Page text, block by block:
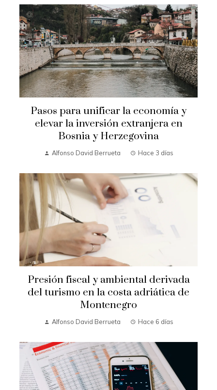
Pasos para unificar la economía y
elevar la inversión extranjera en
Bosnia y Herzegovina
Alfonso David Berrueta Hace 3 días
Presión fiscal y ambiental derivada
del turismo en la costa adriática de
Montenegro
Alfonso David Berrueta Hace 6 días